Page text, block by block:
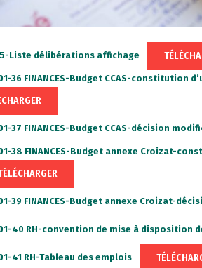
Liste délibérations affichage
36 FINANCES-Budget CCAS-constitution
37 FINANCES-Budget CCAS-décision
38 FINANCES-Budget annexe Croizat-
39 FINANCES-Budget annexe Croizat-
40 RH-convention de mise à disposition
41 RH-Tableau des emplois